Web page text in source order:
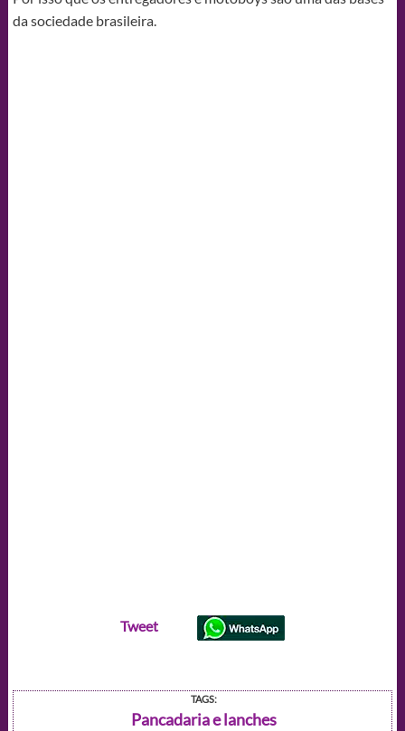
da sociedade brasileira.
Tweet
TAGS:
Pancadaria e lanches